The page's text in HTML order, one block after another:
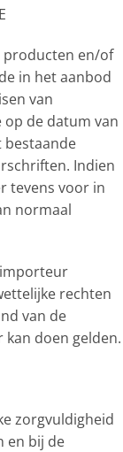
producten en/of
in het aanbod
van
de datum van
bestaande
Indien
tevens voor in
normaal
rechten
van de
doen gelden.
zorgvuldigheid
en bij de